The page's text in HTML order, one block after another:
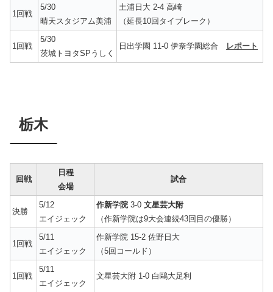
1回戦
5/30
晴天スタジアム美浦
土浦日大 2-4 高崎
（延長10回タイブレーク）
1回戦
5/30
茨城トヨタSPうしく
日出学園 11-0 伊奈学園総合 レポート
栃木
回戦
日程
会場
試合
決勝
5/12
エイジェック
作新学院 3-0 文星芸大附
（作新学院は9大会連続43回目の優勝）
1回戦
5/11
エイジェック
作新学院 15-2 佐野日大
（5回コールド）
1回戦
5/11
エイジェック
文星芸大附 1-0 白鷗大足利